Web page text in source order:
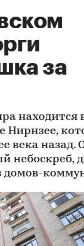
за
находится
Нирнзее,
века назад.
небоскреб,
домов-